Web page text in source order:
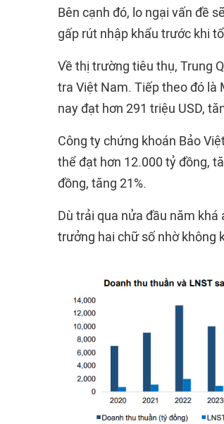
Bên cạnh đó, lo ngại vấn đề
gấp rút nhập khẩu trước khi
Về thị trường tiêu thụ, Trung
tra Việt Nam. Tiếp theo đó là
nay đạt hơn 291 triệu USD,
Công ty chứng khoán Bảo
thể đạt hơn 12.000 tỷ đồng,
đồng, tăng 21%.
Dù trải qua nửa đầu năm
trưởng hai chữ số nhờ không